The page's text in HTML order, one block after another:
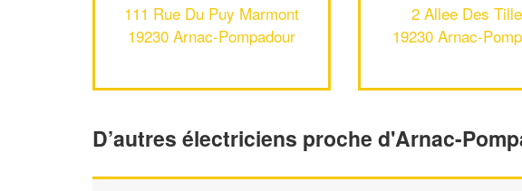
111 Rue Du Puy Marmont
19230 Arnac-Pompadour
2 Allee Des
19230 Arnac-
D’autres électriciens proche d'Arnac-